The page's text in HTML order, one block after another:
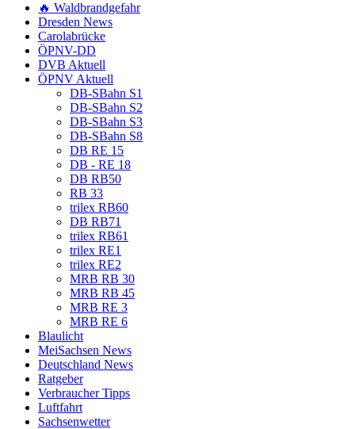
🔥 Waldbrandgefahr
Dresden News
Carolabrücke
ÖPNV-DD
DVB Aktuell
ÖPNV Aktuell
DB-SBahn S1
DB-SBahn S2
DB-SBahn S3
DB-SBahn S8
DB RE 15
DB - RE 18
DB RB50
RB 33
trilex RB60
DB RB71
trilex RB61
trilex RE1
trilex RE2
MRB RB 30
MRB RB 45
MRB RE 3
MRB RE 6
Blaulicht
MeiSachsen News
Deutschland News
Ratgeber
Verbraucher Tipps
Luftfahrt
Sachsenwetter